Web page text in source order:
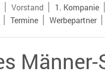
Vorstand 1. Kompanie
Termine Werbepartner